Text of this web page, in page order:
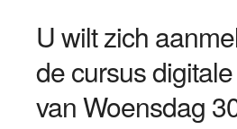
U wilt zich
de cursus
van Woensdag